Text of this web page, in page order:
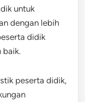
untuk
dengan lebih
didik
baik.
peserta didik,